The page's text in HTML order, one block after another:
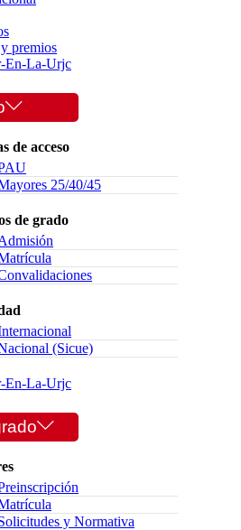
premios
En-La-Urjc
de acceso
25/40/45
de grado
(Sicue)
En-La-Urjc
y Normativa